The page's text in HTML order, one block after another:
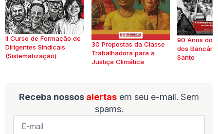
II Curso de Formação de
Dirigentes Sindicais
(Sistematização)
30 Propostas da Classe
Trabalhadora para a
Justiça Climática
90 Anos do
dos
Santo
Receba nossos alertas em seu e-mail. Sem
spams.
E-
mail